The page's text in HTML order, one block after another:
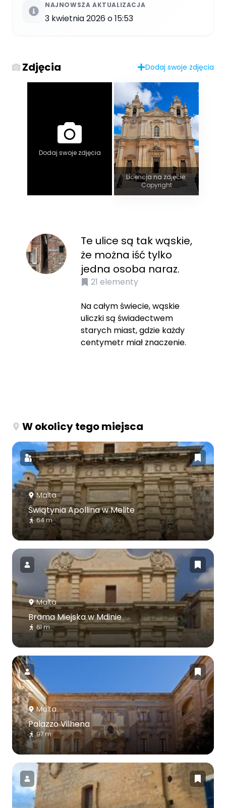
NAJNOWSZA AKTUALIZACJA
3 kwietnia 2026 o 15:53
Zdjęcia Dodaj swoje zdjęcia
Dodaj swoje zdjęcia
Licencja na zdjęcie:
Copyright
Te ulice są tak wąskie,
że można iść tylko
jedna osoba naraz.
21 elementy
Na całym świecie, wąskie
uliczki są świadectwem
starych miast, gdzie każdy
centymetr miał znaczenie.
W okolicy tego miejsca
Malta
Świątynia Apollina w Melite
64 m
Malta
Brama Miejska w Mdinie
61 m
Malta
Palazzo Vilhena
97 m